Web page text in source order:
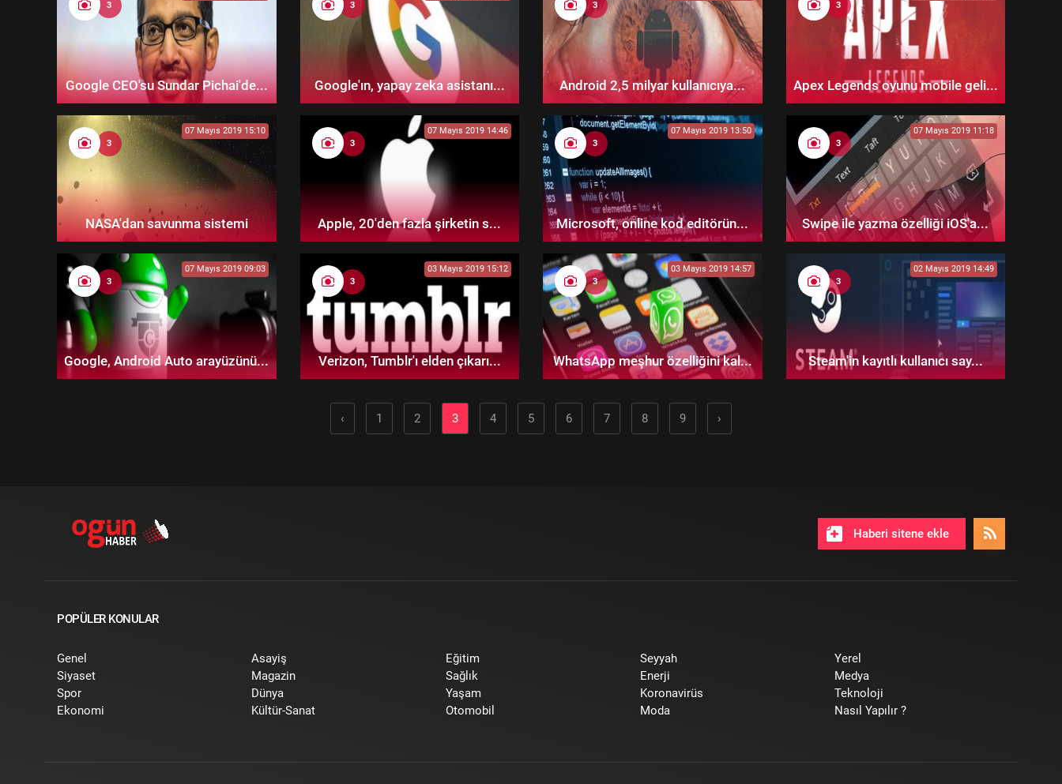
3
Google CEO'su Sundar Pichai'de...
3
Google'ın, yapay zeka asistanı...
3
Android 2,5 milyar kullanıcıya...
3
Apex Legends oyunu mobile geli...
3
07 Mayıs 2019 15:10
NASA'dan savunma sistemi
3
07 Mayıs 2019 14:46
Apple, 20'den fazla şirketin s...
3
07 Mayıs 2019 13:50
Microsoft, online kod editörün...
3
07 Mayıs 2019 11:18
Swipe ile yazma özelliği iOS'a...
3
07 Mayıs 2019 09:03
Google, Android Auto arayüzünü...
3
03 Mayıs 2019 15:12
Verizon, Tumblr'ı elden çıkarı...
3
03 Mayıs 2019 14:57
WhatsApp meşhur özelliğini kal...
3
02 Mayıs 2019 14:49
Steam'in kayıtlı kullanıcı say...
‹ 1 2 3 4 5 6 7 8 9 ›
Haberi sitene ekle
POPÜLER KONULAR
Genel
Siyaset
Spor
Ekonomi
Asayiş
Magazin
Dünya
Kültür-Sanat
Eğitim
Sağlık
Yaşam
Otomobil
Seyyah
Enerji
Koronavirüs
Moda
Yerel
Medya
Teknoloji
Nasıl Yapılır ?